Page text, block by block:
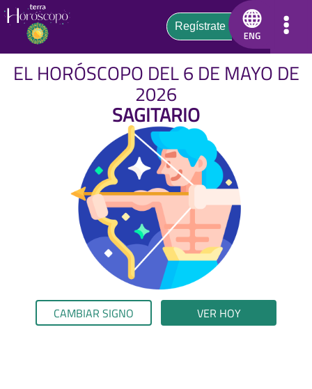
EL HORÓSCOPO DEL 6 DE MAYO DE
2026
SAGITARIO
CAMBIAR SIGNO VER HOY